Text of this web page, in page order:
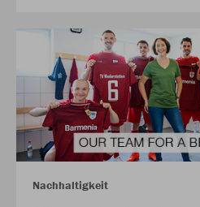
Nachhaltigkeit